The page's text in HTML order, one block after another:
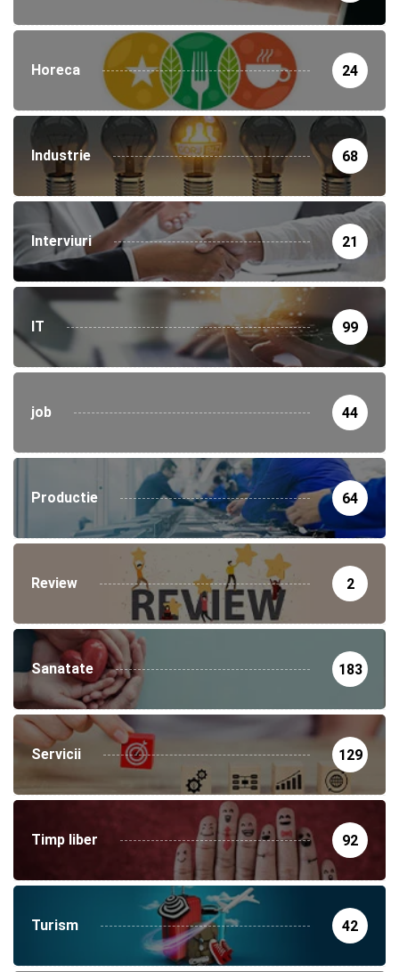
Horeca 24
Industrie 68
Interviuri 21
IT 99
job 44
Productie 64
Review 2
Sanatate 183
Servicii 129
Timp liber 92
Turism 42